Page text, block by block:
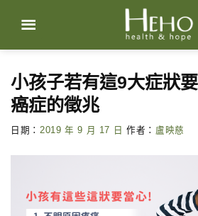
content
小孩子若有這9大症狀
癌症的徵兆
日期： 2019 年 9 月 17 日 作者： 盧映慈